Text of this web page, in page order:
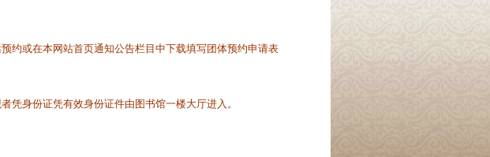
约或在本网站首页通知公告栏目中下载填写团体预约申请表
凭身份证凭有效身份证件由图书馆一楼大厅进入 。